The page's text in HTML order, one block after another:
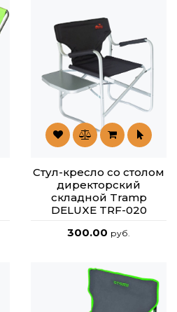
Стул-кресло со столом
директорский
складной Tramp
DELUXE TRF-020
300.00 руб.